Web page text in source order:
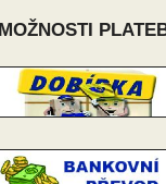
MOŽNOSTI